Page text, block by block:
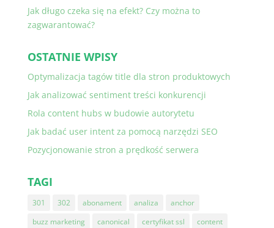
Jak długo czeka się na efekt? Czy można to
zagwarantować?
OSTATNIE WPISY
Optymalizacja tagów title dla stron produktowych
Jak analizować sentiment treści konkurencji
Rola content hubs w budowie autorytetu
Jak badać user intent za pomocą narzędzi SEO
Pozycjonowanie stron a prędkość serwera
TAGI
301 302 abonament analiza
anchor
buzz marketing
canonical certyfikat ssl
content